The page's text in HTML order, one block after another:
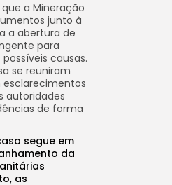
a Mineração
junto à
a abertura de
para
causas.
se reuniram
autoridades
de forma
segue em
da
as